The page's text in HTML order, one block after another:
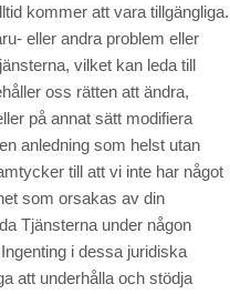
kommer att vara tillgängliga.
eller andra problem eller
vilket kan leda till
oss rätten att ändra,
på annat sätt modifiera
anledning som helst utan
till att vi inte har något
som orsakas av din
Tjänsterna under någon
i dessa juridiska
att underhålla och stödja